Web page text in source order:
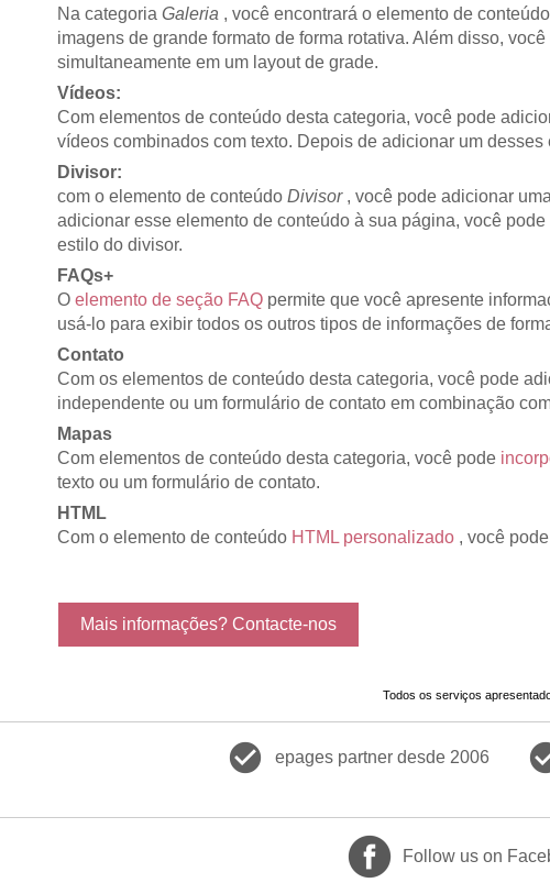
Na categoria Galeria , você encontrará o elemento de conteúdo
imagens de grande formato de forma rotativa. Além disso,
simultaneamente em um layout de grade.
Vídeos:
Com elementos de conteúdo desta categoria, você pode
vídeos combinados com texto. Depois de adicionar um
Divisor:
com o elemento de conteúdo Divisor, você pode adicionar
adicionar esse elemento de conteúdo à sua página, você
estilo do divisor.
FAQs+
O elemento de seção FAQ permite que você apresente
usá-lo para exibir todos os outros tipos de informações de
Contato
Com os elementos de conteúdo desta categoria, você pode
independente ou um formulário de contato em combinação
Mapas
Com elementos de conteúdo desta categoria, você pode
texto ou um formulário de contato.
HTML
Com o elemento de conteúdo HTML personalizado , você
Mais informações? Contacte-nos
Todos os serviços
check_circle epages partner desde 2006
Follow us on